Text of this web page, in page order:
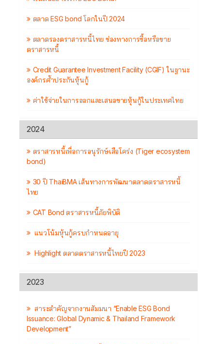
ตลาด ESG bond โลกในปี 2024
ตลาดรองตราสารหนี้ไทย ช่องทางการซื้อหรือขาย
ตราสารหนี้
Credit Guarantee Investment Facility (CGIF) ในฐานะ
องค์กรค้ำประกันหุ้นกู้
ค่าใช้จ่ายในการออกและเสนอขายหุ้นกู้ในประเทศไทย
2024
ตราสารหนี้เพื่อการอนุรักษ์เสือโคร่ง (Tiger ecosystem
bond)
30 ปี ThaiBMA เส้นทางการพัฒนาตลาดตราสารหนี้
ไทย
CAT Bond ตราสารหนี้ภัยพิบัติ
แนวโน้มหุ้นกู้ครบกำหนดอายุ
Highlight ตลาดตราสารหนี้ไทยปี 2023
2023
สาระสำคัญจากงานสัมมนา “Enable ESG Bond
Issuance: Global Dynamic & Thailand Framework
Development”